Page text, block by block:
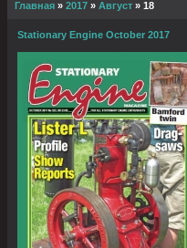
Главная » 2017 » Август » 18
Stationary Engine October 2017